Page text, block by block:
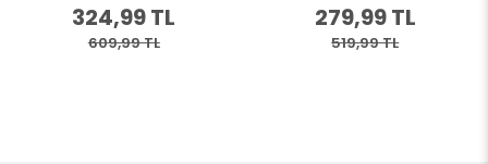
324,99 TL
609,99 TL
279,99 TL
519,99 TL